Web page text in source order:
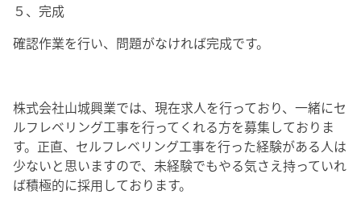
５、完成
確認作業を行い、問題がなければ完成です。
株式会社山城興業では、現在求人を行っており、一緒にセ
ルフレベリング工事を行ってくれる方を募集しておりま
す。正直、セルフレベリング工事を行った経験がある人は
少ないと思いますので、未経験でもやる気さえ持っていれ
ば積極的に採用しております。